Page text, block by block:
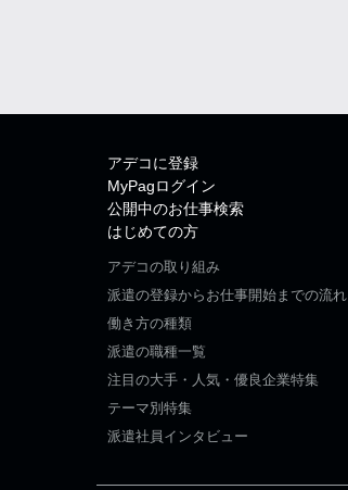
アデコに登録
MyPagログイン
公開中のお仕事検索
はじめての方
アデコの取り組み
派遣の登録からお仕事開始までの流れ
働き方の種類
派遣の職種一覧
注目の大手・人気・優良企業特集
テーマ別特集
派遣社員インタビュー